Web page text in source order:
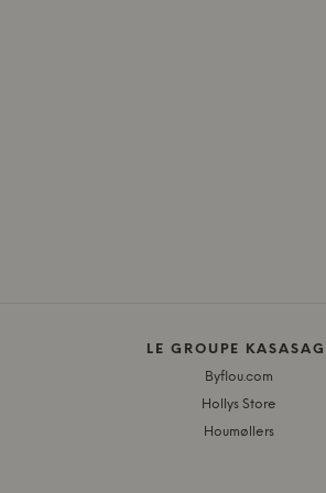
LE GROUPE KASASAGI
Byflou.com
Hollys Store
Houmøllers